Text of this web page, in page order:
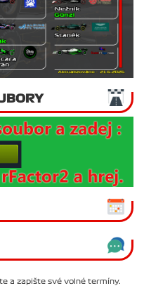
a zapište své volné termíny.